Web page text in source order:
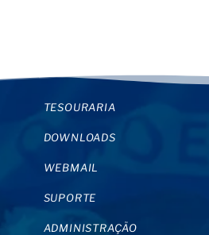
TESOURARIA
DOWNLOADS
WEBMAIL
SUPORTE
ADMINISTRAÇÃO